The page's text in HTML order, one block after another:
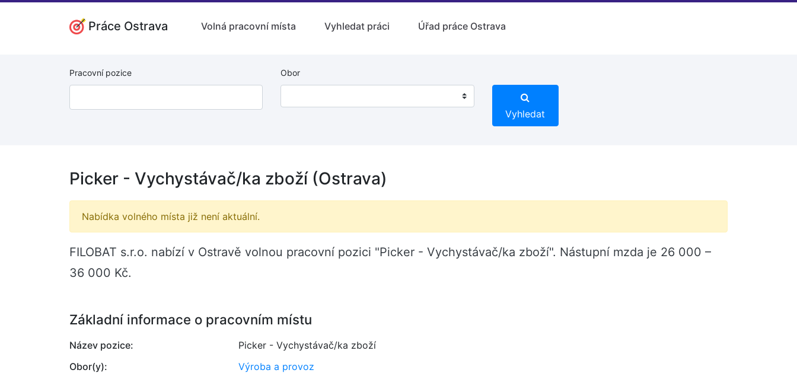
Práce Ostrava Volná pracovní místa Vyhledat práci Úřad práce Ostrava
Pracovní pozice Obor
Vyhledat
Picker - Vychystávač/ka zboží (Ostrava)
Nabídka volného místa již není aktuální.
FILOBAT s.r.o. nabízí v Ostravě volnou pracovní pozici "Picker - Vychystávač/ka zboží". Nástupní mzda je 26 000 –
36 000 Kč.
Základní informace o pracovním místu
Název pozice:
Picker - Vychystávač/ka zboží
Obor(y):
Výroba a provoz